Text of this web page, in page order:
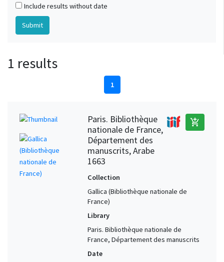
Include results without date
1 results
1
Paris. Bibliothèque
nationale de France,
Département des
manuscrits, Arabe
1663
add_shopping_cart
Collection
Gallica (Bibliothèque nationale de
France)
Library
Paris. Bibliothèque nationale de
France, Département des manuscrits
Date